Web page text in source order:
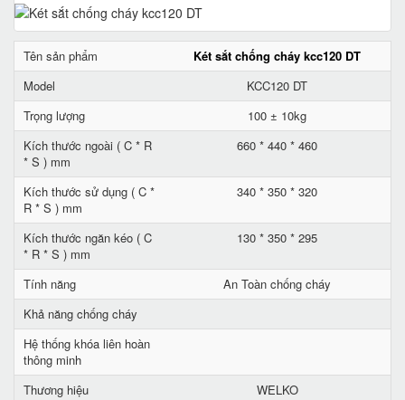
Tên sản phẩm
Két sắt chống cháy kcc120 DT
Model
KCC120 DT
Trọng lượng
100 ± 10kg
Kích thước ngoài ( C * R
* S ) mm
660 * 440 * 460
Kích thước sử dụng ( C *
R * S ) mm
340 * 350 * 320
Kích thước ngăn kéo ( C
* R * S ) mm
130 * 350 * 295
Tính năng
An Toàn chống cháy
Khả năng chống cháy
Hệ thống khóa liên hoàn
thông minh
Thương hiệu
WELKO